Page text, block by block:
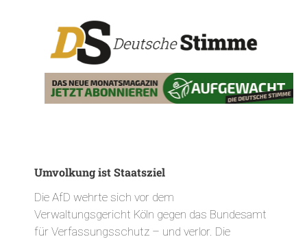
Umvolkung ist Staatsziel
Die AfD wehrte sich vor dem
Verwaltungsgericht Köln gegen das Bundesamt
für Verfassungsschutz – und verlor. Die